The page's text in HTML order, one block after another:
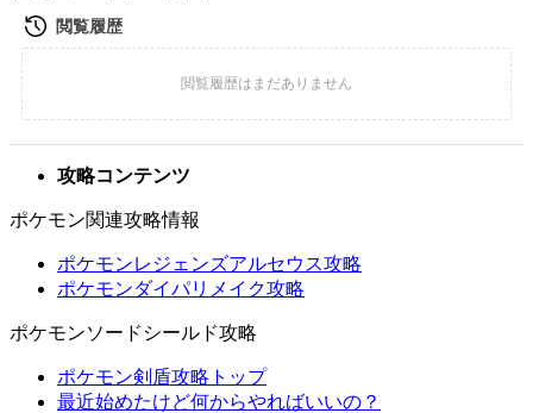
攻略コンテンツ
ポケモン関連攻略情報
ポケモンレジェンズアルセウス攻略
ポケモンダイパリメイク攻略
ポケモンソードシールド攻略
ポケモン剣盾攻略トップ
最近始めたけど何からやればいいの？